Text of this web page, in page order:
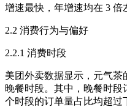
增速最快，年增速均在 3 倍
2.2 消费行为与偏好​
2.2.1 消费时段​
美团外卖数据显示，元气茶
晚餐时段。其中，晚餐时
个时段的订单量占比均超过